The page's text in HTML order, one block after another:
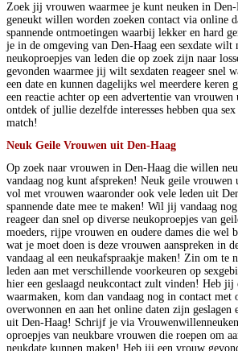
Zoek jij vrouwen waarmee je kunt neuken in
geneukt willen worden zoeken contact via online
spannende ontmoetingen waarbij lekker en hard
je in de omgeving van Den-Haag een sexdate wilt
neukoproepjes van leden die op zoek zijn naar
gevonden waarmee jij wilt sexdaten reageer snel
een date en kunnen dagelijks wel meerdere
een reactie achter op een advertentie van
ontdek of jullie dezelfde interesses hebben qua
match!
Neuk Geile Vrouwen uit Den-Haag
Op zoek naar vrouwen in Den-Haag die willen
vandaag nog kunt afspreken! Neuk geile
vol met vrouwen waaronder ook vele leden uit
spannende date mee te maken! Wil jij vandaag
reageer dan snel op diverse neukoproepjes van
moeders, rijpe vrouwen en oudere dames die wel
wat je moet doen is deze vrouwen aanspreken in
vandaag al een neukafspraakje maken! Zin om te
leden aan met verschillende voorkeuren op
hier een geslaagd neukcontact zult vinden! Heb
waarmaken, kom dan vandaag nog in contact met
overwonnen en aan het online daten zijn geslagen
uit Den-Haag! Schrijf je via
oproepjes van neukbare vrouwen die roepen om
neukdate kunnen maken! Heb jij een vrouw